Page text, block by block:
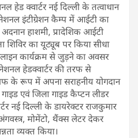
हेड क्वार्टर नई दिल्ली के तत्वाधान
इंटीग्रेशन कैम्प में आईटी का
हाशमी, प्रादेशिक आईटी
शिविर का यूट्यूब पर किया सीधा
कार्यक्रम से जुड़ने का अवसर
हेडक्वार्टर की तरफ से
के रूप में अपना सराहनीय योगदान
एवं जिला गाइड कैप्टन लीडर
नई दिल्ली के डायरेक्टर राजकुमार
मोमेंटो, थैंक्स लेटर देकर
व्यक्त किया।